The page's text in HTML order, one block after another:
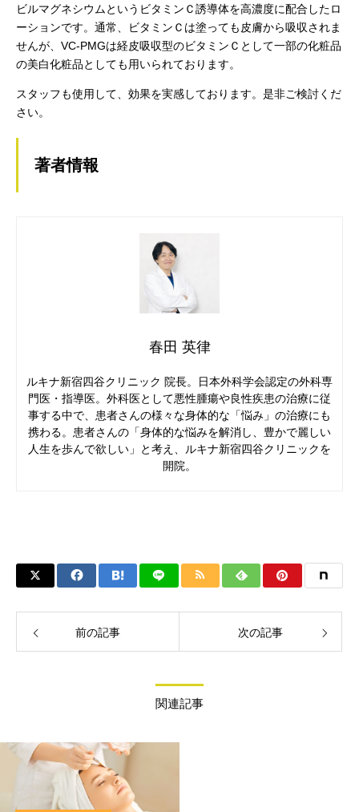
ビルマグネシウムというビタミンＣ誘導体を高濃度に配合したロ
ーションです。通常、ビタミンＣは塗っても皮膚から吸収されま
せんが、VC-PMGは経皮吸収型のビタミンＣとして一部の化粧品
の美白化粧品としても用いられております。
スタッフも使用して、効果を実感しております。是非ご検討くだ
さい。
著者情報
春田 英律
ルキナ新宿四谷クリニック 院長。日本外科学会認定の外科専
門医・指導医。外科医として悪性腫瘍や良性疾患の治療に従
事する中で、患者さんの様々な身体的な「悩み」の治療にも
携わる。患者さんの「身体的な悩みを解消し、豊かで麗しい
人生を歩んで欲しい」と考え、ルキナ新宿四谷クリニックを
開院。
前の記事 次の記事
関連記事